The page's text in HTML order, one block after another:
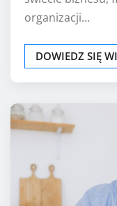
organizacji…
DOWIEDZ SIĘ